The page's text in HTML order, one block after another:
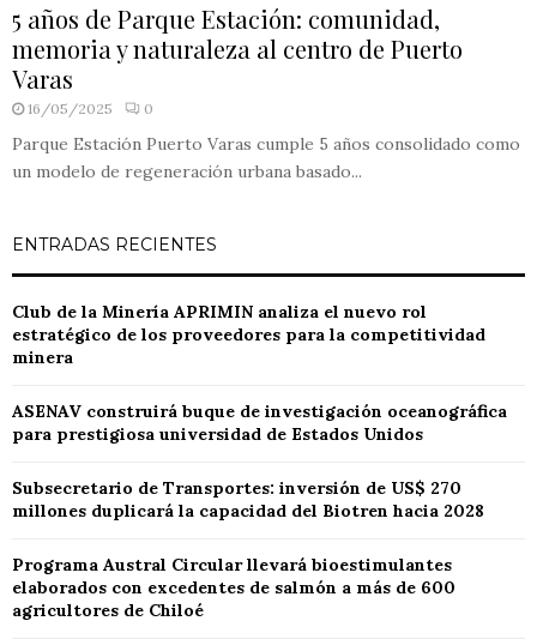
5 años de Parque Estación: comunidad,
memoria y naturaleza al centro de Puerto
Varas
16/05/2025 0
Parque Estación Puerto Varas cumple 5 años consolidado como
un modelo de regeneración urbana basado...
ENTRADAS RECIENTES
Club de la Minería APRIMIN analiza el nuevo rol
estratégico de los proveedores para la competitividad
minera
ASENAV construirá buque de investigación oceanográfica
para prestigiosa universidad de Estados Unidos
Subsecretario de Transportes: inversión de US$ 270
millones duplicará la capacidad del Biotren hacia 2028
Programa Austral Circular llevará bioestimulantes
elaborados con excedentes de salmón a más de 600
agricultores de Chiloé